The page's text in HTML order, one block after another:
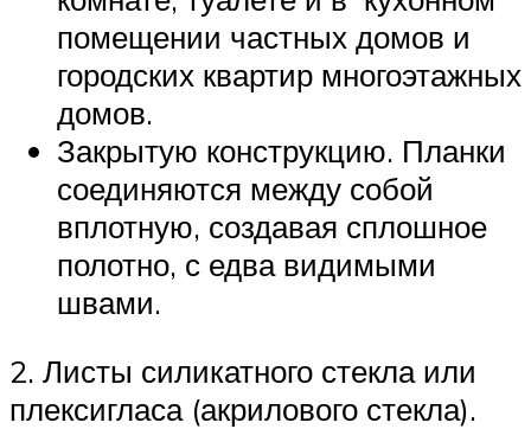
помещении частных домов и
городских квартир многоэтажных
домов.
Закрытую конструкцию. Планки
соединяются между собой
вплотную, создавая сплошное
полотно, с едва видимыми
швами.
2. Листы силикатного стекла или
плексигласа (акрилового стекла).